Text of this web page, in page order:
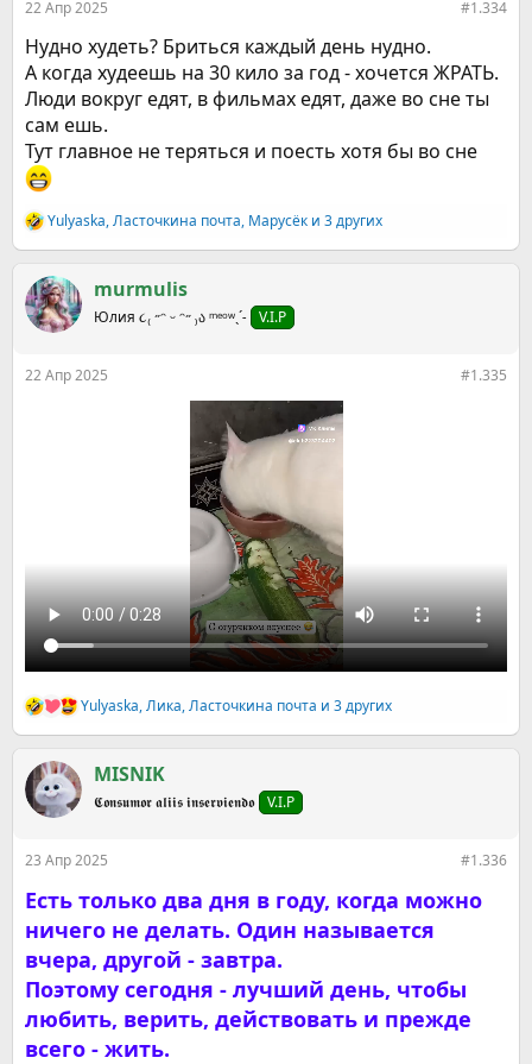
22 Апр 2025 #1.334
Нудно худеть? Бриться каждый день нудно.
А когда худеешь на 30 кило за год - хочется ЖРАТЬ.
Люди вокруг едят, в фильмах едят, даже во сне ты
сам ешь.
Тут главное не теряться и поесть хотя бы во сне
Р
е
к
ц
и
Yulyaska,Ласточкина почта, Марусёк и 3 других
murmulis
Юлия ૮₍ ˶ᵔ ᵕ ᵔ˶ ₎ა ᵐᵉᵒʷˎˊ˗ V.I.P
22 Апр 2025 #1.335
Р
е
к
ц
и
Yulyaska,Ликa,Ласточкина почта и 3 других
MISNIK
𝕮𝖔𝖓𝖘𝖚𝖒𝖔𝖗 𝖆𝖑𝖎𝖎𝖘 𝖎𝖓𝖘𝖊𝖗𝖛𝖎𝖊𝖓𝖉𝖔 V.I.P
23 Апр 2025 #1.336
Есть только два дня в году, когда можно
ничего не делать. Один называется
вчера, другой - завтра.
Поэтому сегодня - лучший день, чтобы
любить, верить, действовать и прежде
всего - жить.